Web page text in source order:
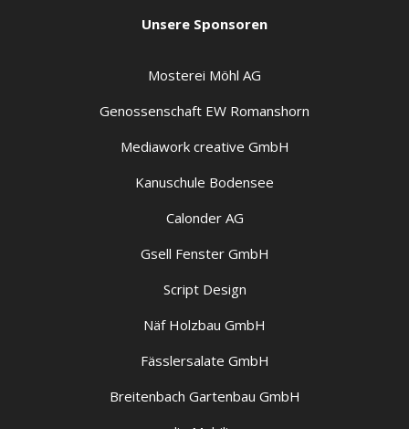
Unsere Sponsoren
Mosterei Möhl AG
Genossenschaft EW Romanshorn
Mediawork creative GmbH
Kanuschule Bodensee
Calonder AG
Gsell Fenster GmbH
Script Design
Näf Holzbau GmbH
Fässlersalate GmbH
Breitenbach Gartenbau GmbH